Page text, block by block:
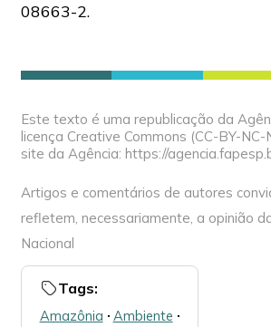
08663-2.
Este texto é uma republicação da
licença Creative Commons (CC-BY-
site da Agência: https://
Artigos e comentários de autores
refletem, necessariamente, a opinião
Nacional
Tags:
Amazônia 🞌 Ambiente 🞌